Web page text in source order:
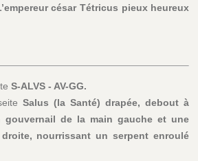
césar Tétricus pieux heureux
S-ALVS - AV-GG.
Salus (la Santé) drapée, debout à
gouvernail de la main gauche et une
nourrissant un serpent enroulé